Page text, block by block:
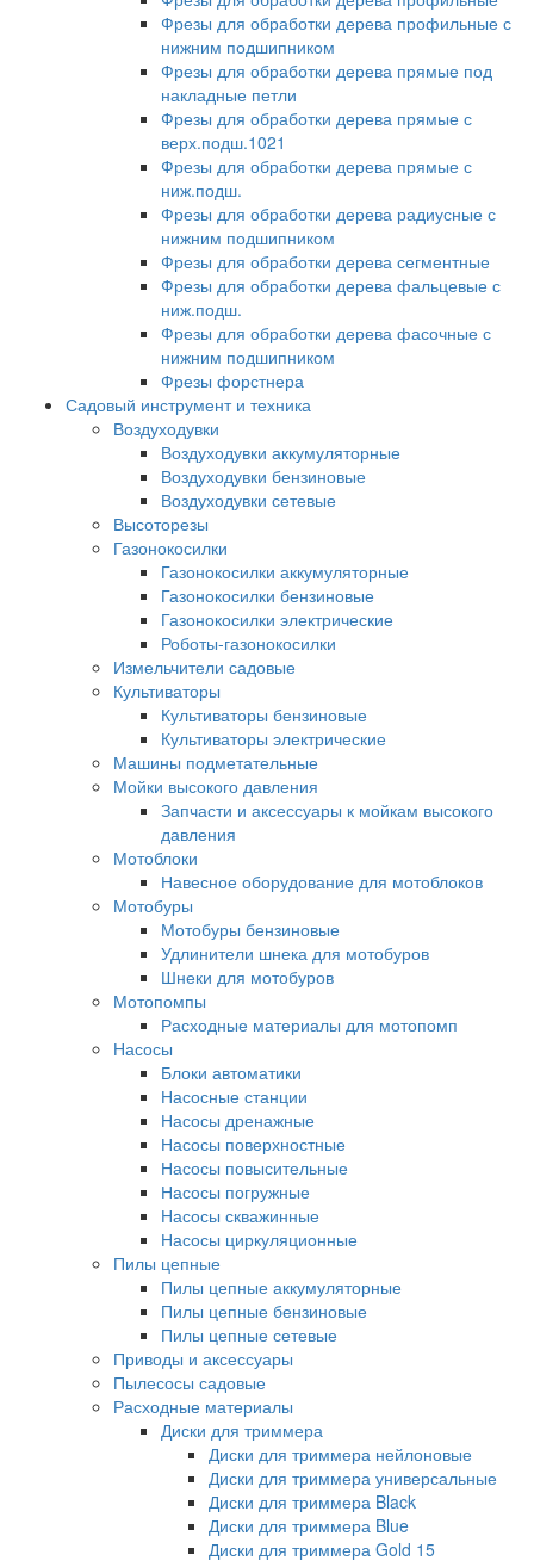
Фрезы для обработки дерева профильные с
нижним подшипником
Фрезы для обработки дерева прямые под
накладные петли
Фрезы для обработки дерева прямые с
верх.подш.1021
Фрезы для обработки дерева прямые с
ниж.подш.
Фрезы для обработки дерева радиусные с
нижним подшипником
Фрезы для обработки дерева сегментные
Фрезы для обработки дерева фальцевые с
ниж.подш.
Фрезы для обработки дерева фасочные с
нижним подшипником
Фрезы форстнера
Садовый инструмент и техника
Воздуходувки
Воздуходувки аккумуляторные
Воздуходувки бензиновые
Воздуходувки сетевые
Высоторезы
Газонокосилки
Газонокосилки аккумуляторные
Газонокосилки бензиновые
Газонокосилки электрические
Роботы-газонокосилки
Измельчители садовые
Культиваторы
Культиваторы бензиновые
Культиваторы электрические
Машины подметательные
Мойки высокого давления
Запчасти и аксессуары к мойкам высокого
давления
Мотоблоки
Навесное оборудование для мотоблоков
Мотобуры
Мотобуры бензиновые
Удлинители шнека для мотобуров
Шнеки для мотобуров
Мотопомпы
Расходные материалы для мотопомп
Насосы
Блоки автоматики
Насосные станции
Насосы дренажные
Насосы поверхностные
Насосы повысительные
Насосы погружные
Насосы скважинные
Насосы циркуляционные
Пилы цепные
Пилы цепные аккумуляторные
Пилы цепные бензиновые
Пилы цепные сетевые
Приводы и аксессуары
Пылесосы садовые
Расходные материалы
Диски для триммера
Диски для триммера нейлоновые
Диски для триммера универсальные
Диски для триммера Black
Диски для триммера Blue
Диски для триммера Gold 15